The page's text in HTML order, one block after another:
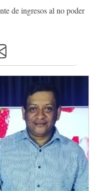
de ingresos al no poder